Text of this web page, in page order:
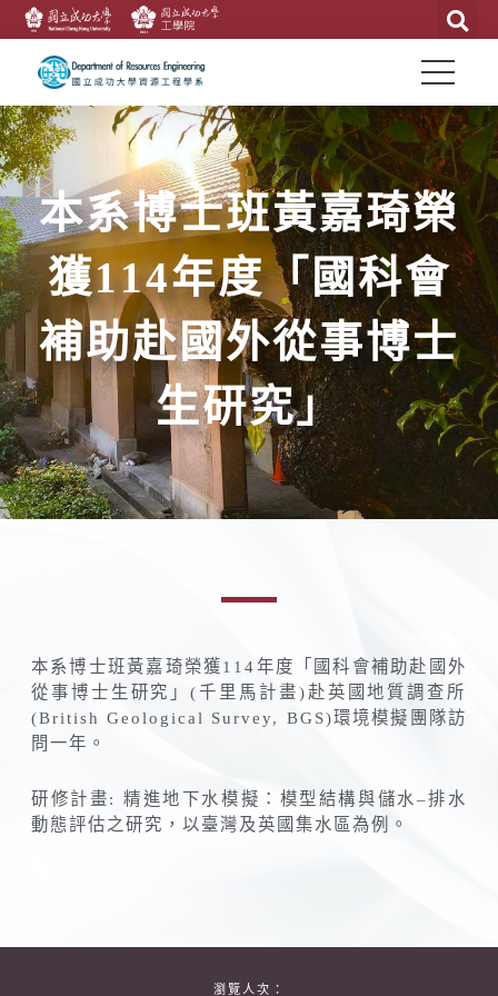
本系博士班黃嘉琦榮
獲114年度「國科會
補助赴國外從事博士
生研究」
本系博士班黃嘉琦榮獲114年度「 國科會補助赴國外
從事博士生研究」(千里馬計畫)赴英國地質調查 所
(British Geological Survey, BGS)環境模擬團隊訪
問一年。
研修計畫: 精進地下水模擬：模型結構與儲水–排水
動態評估之研究， 以臺灣及英國集水區為例。
瀏覽人次：